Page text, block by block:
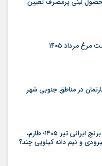
مرداد ۱۴۰۵
در مناطق جنوبی شهر
قیمت جدید انواع برنج ایرانی تیر ۱۴۰۵؛ طارم،
و نیم دانه کیلویی چند؟